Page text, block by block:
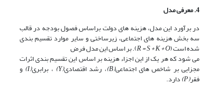
4. معرفی مدل
در برآورد این مدل، هزینه های دولت براساس فصول بودجه در قالب
سه بخش هزینه های اجتماعی، زیرساختی و سایر موارد تقسیم بندی
شده است (R = S + K + O). بر اساس این مدل فرض
می شود که هر یک از این اجزاء هزینه بر اساس این تقسیم بندی اثرات
مجزایی بر شاخص های اجتماعی(B) ، رشد اقتصادی(Y) ، برابری(I) و
فقر(P)
دارد.